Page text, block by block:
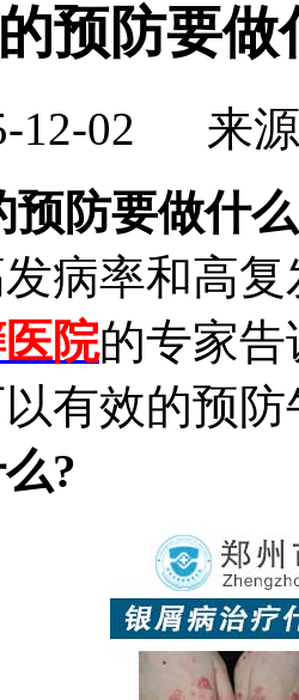
预防要做
12-02 来
预防要做什
病率和高
院的专家
有效的预
?